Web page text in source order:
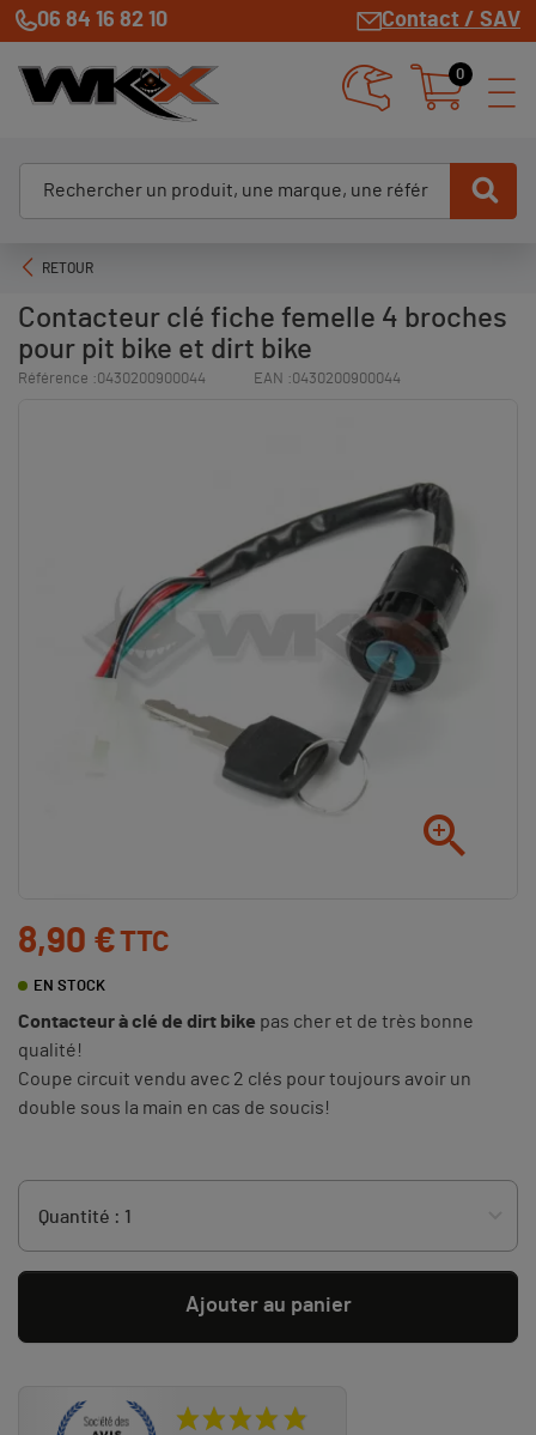
06 84 16 82 10 Contact / SAV
0
RETOUR
Contacteur clé fiche femelle 4 broches
pour pit bike et dirt bike
Référence :0430200900044 EAN :0430200900044

8,90 €TTC
EN STOCK
Contacteur à clé de dirt bike pas cher et de très bonne
qualité!
Coupe circuit vendu avec 2 clés pour toujours avoir un
double sous la main en cas de soucis!
Ajouter au panier